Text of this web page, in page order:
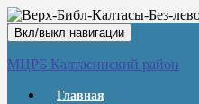
Вкл/выкл навигации
МЦРБ Калтасинский район
Главная